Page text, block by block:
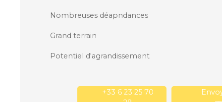
Nombreuses déapndances
Grand terrain
Potentiel d'agrandissement
+33 6 23 25 70